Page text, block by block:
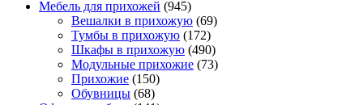
Мебель для прихожей (945)
Вешалки в прихожую (69)
Тумбы в прихожую (172)
Шкафы в прихожую (490)
Модульные прихожие (73)
Прихожие (150)
Обувницы (68)